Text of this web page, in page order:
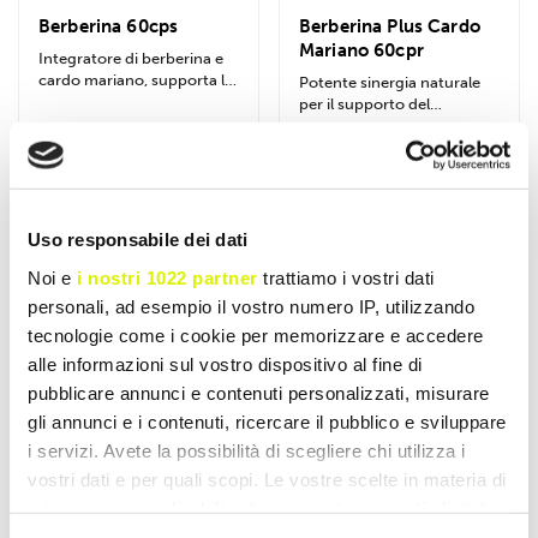
Uso responsabile dei dati
Noi e i nostri 1022 partner trattiamo i vostri dati
personali, ad esempio il vostro numero IP, utilizzando
tecnologie come i cookie per memorizzare e accedere
alle informazioni sul vostro dispositivo al fine di
pubblicare annunci e contenuti personalizzati, misurare
gli annunci e i contenuti, ricercare il pubblico e sviluppare
i servizi. Avete la possibilità di scegliere chi utilizza i
vostri dati e per quali scopi. Le vostre scelte in materia di
Berberina 60cps
Integratore di berberina e
cardo mariano, supporta la
€ 23,92
Accedi o registrati per
Berberina Plus Cardo
Mariano 60cpr
Potente sinergia naturale
per il supporto del
lipidico. Combina...
€ 29,90
Accedi o registrati per
- 20% - 20%